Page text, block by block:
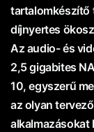
tartalomkészítő
díjnyertes
Az audio- és
2,5 gigabites
10, egyszerű
az olyan
alkalmazásokat